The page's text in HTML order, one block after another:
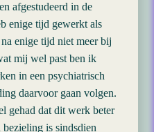
afgestudeerd in de
enige tijd gewerkt als
enige tijd niet meer bij
mij wel past ben ik
in een psychiatrisch
daarvoor gaan volgen.
gehad dat dit werk beter
is sindsdien